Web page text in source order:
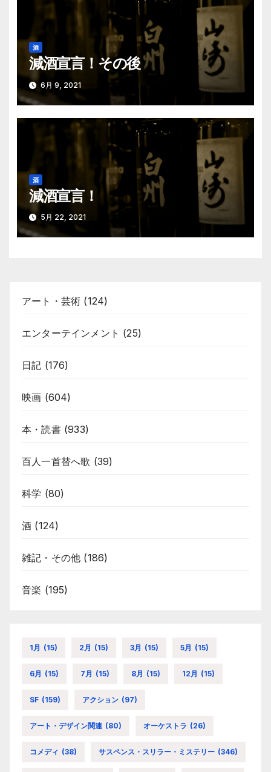
酒
減酒宣言！その後
6月 9, 2021
酒
減酒宣言！
5月 22, 2021
アート・芸術 (124)
エンターテインメント (25)
日記 (176)
映画 (604)
本・読書(933)
百人一首替へ歌 (39)
科学 (80)
酒 (124)
雑記・その他 (186)
音楽 (195)
1月 (15) 2月 (15) 3月 (15) 5月 (15)
6月 (15) 7月 (15) 8月 (15) 12月 (15)
SF (159) アクション (97)
アート・デザイン関連 (80) オーケストラ (26)
コメディ (38) サスペンス・スリラー・ミステリー (346)